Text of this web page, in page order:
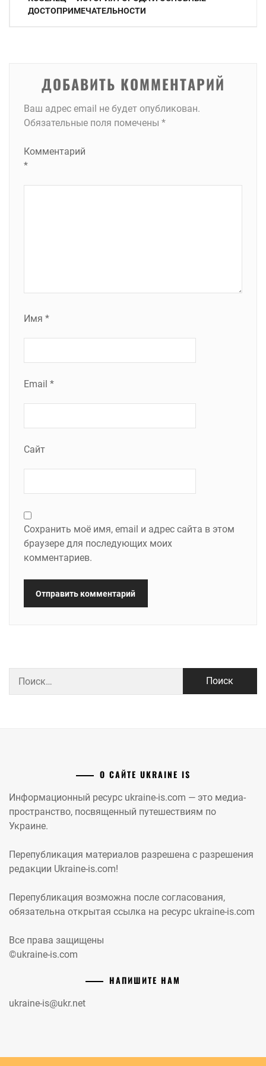
ДОСТОПРИМЕЧАТЕЛЬНОСТИ
ДОБАВИТЬ КОММЕНТАРИЙ
Ваш адрес email не будет опубликован.
Обязательные поля помечены *
Комментарий
*
Имя *
Email *
Сайт
Сохранить моё имя, email и адрес сайта в этом
браузере для последующих моих
комментариев.
О САЙТЕ UKRAINE IS
Информационный ресурс ukraine-is.com — это медиа-
пространство, посвященный путешествиям по
Украине.
Перепубликация материалов разрешена с разрешения
редакции Ukraine-is.com!
Перепубликация возможна после согласования,
обязательна открытая ссылка на ресурс ukraine-is.com
Все права защищены
©ukraine-is.com
НАПИШИТЕ НАМ
ukraine-is@ukr.net